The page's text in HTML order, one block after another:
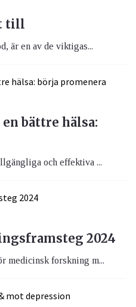
till
är en av de viktigas...
bättre hälsa:
och effektiva ...
2024
medicinsk forskning m...